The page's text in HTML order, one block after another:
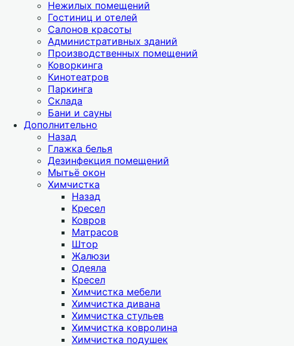
Нежилых помещений
Гостиниц и отелей
Салонов красоты
Административных зданий
Производственных помещений
Коворкинга
Кинотеатров
Паркинга
Склада
Бани и сауны
Дополнительно
Назад
Глажка белья
Дезинфекция помещений
Мытьё окон
Химчистка
Назад
Кресел
Ковров
Матрасов
Штор
Жалюзи
Одеяла
Кресел
Химчистка мебели
Химчистка дивана
Химчистка стульев
Химчистка ковролина
Химчистка подушек